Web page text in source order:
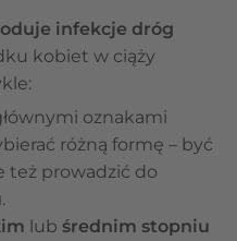
infekcje dróg
kobiet w ciąży
oznakami
różną formę – być
też prowadzić do
.
lub średnim stopniu